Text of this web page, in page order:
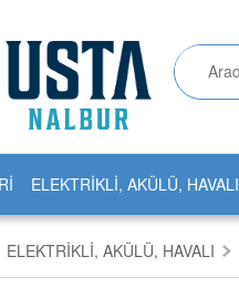
ELEKTRİKLİ, AKÜLÜ, HAVALI
ELEKTRİKLİ, AKÜLÜ, HAVALI